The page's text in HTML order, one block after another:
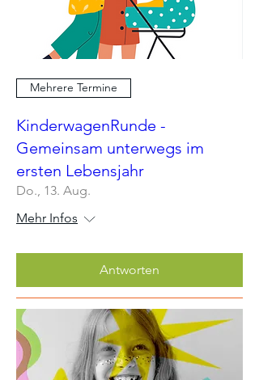
Mehrere Termine
KinderwagenRunde -
Gemeinsam unterwegs im
ersten Lebensjahr
Do., 13. Aug.
Mehr Infos
Antworten